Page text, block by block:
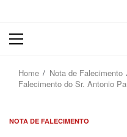
Primary
Home
Nota de Falecimento
Falecimento do Sr. Antonio
NOTA DE FALECIMENTO